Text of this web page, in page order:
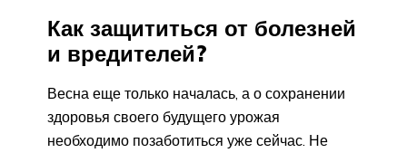
Как защититься от болезней
и вредителей?
Весна еще только началась, а о сохранении
здоровья своего будущего урожая
необходимо позаботиться уже сейчас. Не